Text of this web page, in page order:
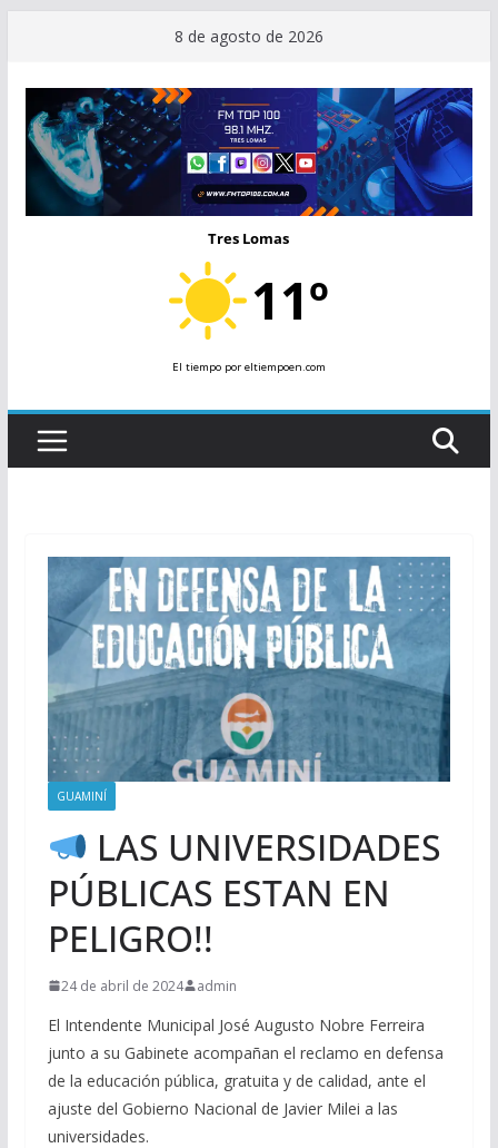
contenido
8 de agosto de 2026
Tres Lomas
11º
El tiempopor eltiempoen.com
GUAMINÍ
LAS UNIVERSIDADES
PÚBLICAS ESTAN EN
PELIGRO!!
24 de abril de 2024 admin
El Intendente Municipal José Augusto Nobre Ferreira
junto a su Gabinete acompañan el reclamo en defensa
de la educación pública, gratuita y de calidad, ante el
ajuste del Gobierno Nacional de Javier Milei a las
universidades.